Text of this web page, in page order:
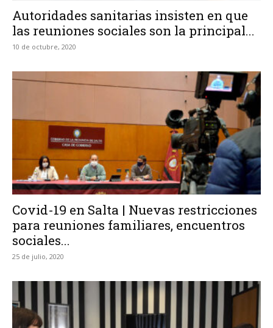
Autoridades sanitarias insisten en que
las reuniones sociales son la principal...
10 de octubre, 2020
Covid-19 en Salta | Nuevas restricciones
para reuniones familiares, encuentros
sociales...
25 de julio, 2020